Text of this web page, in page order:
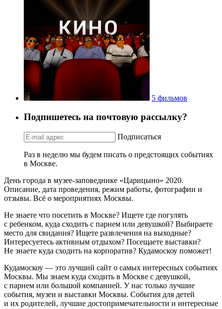
5 фильмов
Подпишетесь на почтовую рассылку?
Подписаться
Раз в неделю мы будем писать о предстоящих событиях
в Москве.
День города в музее-заповеднике «Царицыно» 2020.
Описание, дата проведения, режим работы, фотографии и
отзывы. Всё о мероприятиях Москвы.
Не знаете что посетить в Москве? Ищете где погулять
с ребенком, куда сходить с парнем или девушкой? Выбираете
место для свидания? Ищете развлечения на выходные?
Интересуетесь активным отдыхом? Посещаете выставки?
Не знаете куда сходить на корпоратив? Кудамоскоу поможет!
Кудамоскоу — это лучший сайт о самых интересных событиях
Москвы. Мы знаем куда сходить в Москве с девушкой,
с парнем или большой компанией. У нас только лучшие
события, музеи и выставки Москвы. События для детей
и их родителей, лучшие достопримечательности и интересные